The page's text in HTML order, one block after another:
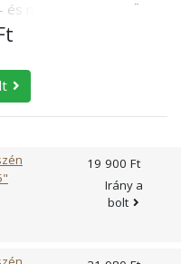
mangánmentesítő
(bizonyos
javítja a víz pH értékét.
létezik. Ezek
töltetek
ellenáramban, azaz
történő
Birm+Corosex
19 900 Ft
Irány a
bolt